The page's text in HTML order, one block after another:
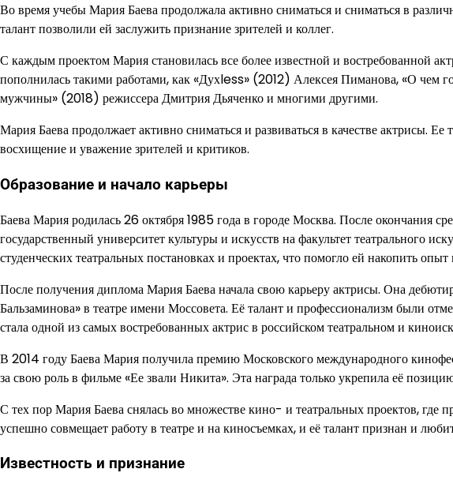
Во время учебы Мария Баева продолжала активно сниматься и сниматься в
талант позволили ей заслужить признание зрителей и коллег.
С каждым проектом Мария становилась все более известной и востребованной
пополнилась такими работами, как «Духless» (2012) Алексея Пиманова, «О чем
мужчины» (2018) режиссера Дмитрия Дьяченко и многими другими.
Мария Баева продолжает активно сниматься и развиваться в качестве актрисы.
восхищение и уважение зрителей и критиков.
Образование и начало карьеры
Баева Мария родилась 26 октября 1985 года в городе Москва. После окончания
государственный университет культуры и искусств на факультет театрального
студенческих театральных постановках и проектах, что помогло ей накопить опыт
После получения диплома Мария Баева начала свою карьеру актрисы. Она
Бальзаминова» в театре имени Моссовета. Её талант и профессионализм были
стала одной из самых востребованных актрис в российском театральном и
В 2014 году Баева Мария получила премию Московского международного
за свою роль в фильме «Ее звали Никита». Эта награда только укрепила её
С тех пор Мария Баева снялась во множестве кино- и театральных проектов, где
успешно совмещает работу в театре и на киносъемках, и её талант признан и
Известность и признание